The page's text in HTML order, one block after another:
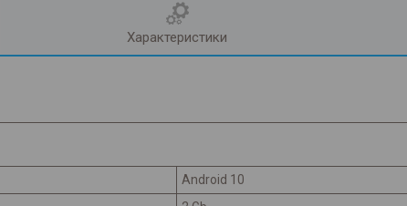
Характеристики
Android 10